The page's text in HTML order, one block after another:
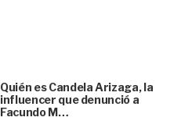
Quién es Candela Arizaga, la
influencer que denunció a
Facundo M…